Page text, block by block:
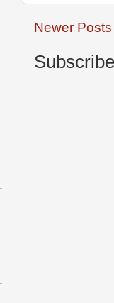
Newer Posts